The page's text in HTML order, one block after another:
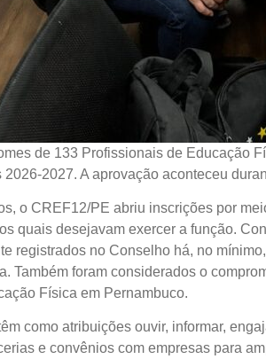
de 133 Profissionais de Educação
2027. A aprovação aconteceu
o CREF12/PE abriu inscrições por
quais desejavam exercer a função.
registrados no Conselho há, no
Também foram considerados o
Física em Pernambuco.
como atribuições ouvir, informar,
e convênios com empresas para